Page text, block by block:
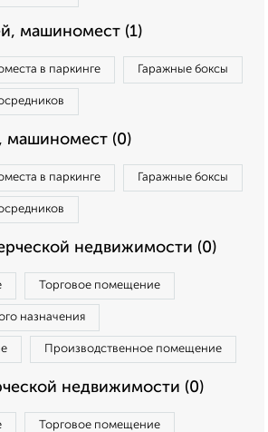
машиномест (1)
в паркинге Гаражные боксы
машиномест (0)
в паркинге Гаражные боксы
недвижимости (0)
Торговое помещение
назначения
Производственное помещение
недвижимости (0)
Торговое помещение